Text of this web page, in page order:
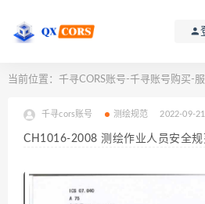
当前位置： 千寻CORS账号-千寻账号购买-
千寻cors账号 测绘规范 2022-09-21
CH1016-2008 测绘作业人员安全